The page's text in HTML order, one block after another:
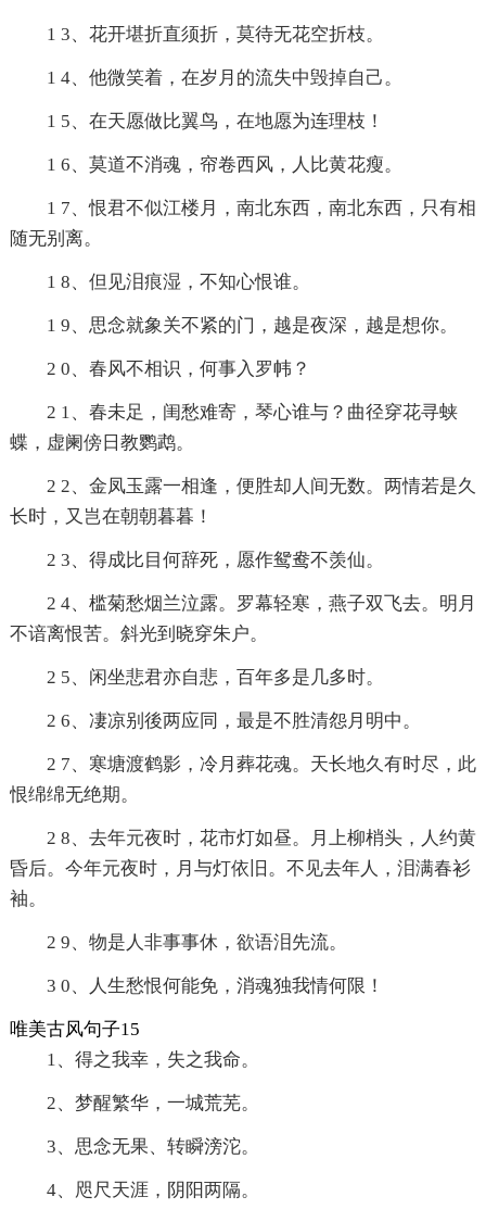
1 3、花开堪折直须折，莫待无花空折枝。
1 4、他微笑着，在岁月的流失中毁掉自己。
1 5、在天愿做比翼鸟，在地愿为连理枝！
1 6、莫道不消魂，帘卷西风，人比黄花瘦。
1 7、恨君不似江楼月，南北东西，南北东西，只有相
随无别离。
1 8、但见泪痕湿，不知心恨谁。
1 9、思念就象关不紧的门，越是夜深，越是想你。
2 0、春风不相识，何事入罗帏？
2 1、春未足，闺愁难寄，琴心谁与？曲径穿花寻蛱
蝶，虚阑傍日教鹦鹉。
2 2、金凤玉露一相逢，便胜却人间无数。两情若是久
长时，又岂在朝朝暮暮！
2 3、得成比目何辞死，愿作鸳鸯不羡仙。
2 4、槛菊愁烟兰泣露。罗幕轻寒，燕子双飞去。明月
不谙离恨苦。斜光到晓穿朱户。
2 5、闲坐悲君亦自悲，百年多是几多时。
2 6、凄凉别後两应同，最是不胜清怨月明中。
2 7、寒塘渡鹤影，冷月葬花魂。天长地久有时尽，此
恨绵绵无绝期。
2 8、去年元夜时，花市灯如昼。月上柳梢头，人约黄
昏后。今年元夜时，月与灯依旧。不见去年人，泪满春衫
袖。
2 9、物是人非事事休，欲语泪先流。
3 0、人生愁恨何能免，消魂独我情何限！
唯美古风句子15
1、得之我幸，失之我命。
2、梦醒繁华，一城荒芜。
3、思念无果、转瞬滂沱。
4、咫尺天涯，阴阳两隔。